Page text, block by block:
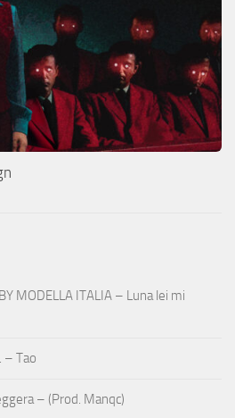
MODELLA ITALIA – Luna lei mi
– Tao
– (Prod. Manqc)